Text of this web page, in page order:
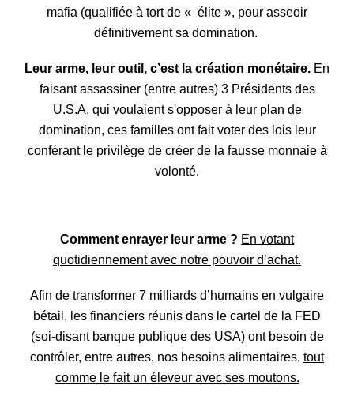
mafia (qualifiée à tort de « élite », pour asseoir
définitivement sa domination.
Leur arme, leur outil, c’est la création monétaire. En
faisant assassiner (entre autres) 3 Présidents des
U.S.A. qui voulaient s'opposer à leur plan de
domination, ces familles ont fait voter des lois leur
conférant le privilège de créer de la fausse monnaie à
volonté.
Comment enrayer leur arme ? En votant
quotidiennement avec notre pouvoir d’achat.
Afin de transformer 7 milliards d’humains en vulgaire
bétail, les financiers réunis dans le cartel de la FED
(soi-disant banque publique des USA) ont besoin de
contrôler, entre autres, nos besoins alimentaires, tout
comme le fait un éleveur avec ses moutons.